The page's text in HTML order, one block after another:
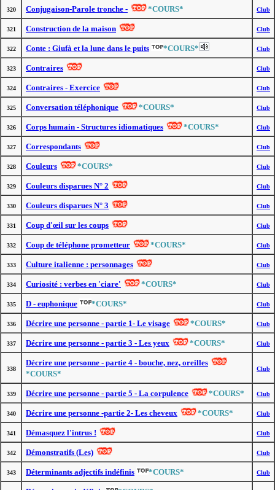
320 Conjugaison-Parole tronche - *COURS* Club
321 Construction de la maison Club
322 Conte : Giufà et la lune dans le puits *COURS* Club
323 Contraires Club
324 Contraires - Exercice Club
325 Conversation téléphonique *COURS* Club
326 Corps humain - Structures idiomatiques *COURS* Club
327 Correspondants Club
328 Couleurs *COURS* Club
329 Couleurs disparues N° 2 Club
330 Couleurs disparues N° 3 Club
331 Coup d'œil sur les coups Club
332 Coup de téléphone prometteur *COURS* Club
333 Culture italienne : personnages Club
334 Curiosité : verbes en 'ciare' *COURS* Club
335 D - euphonique *COURS* Club
336 Décrire une personne - partie 1- Le visage *COURS* Club
337 Décrire une personne - partie 3 - Les yeux *COURS* Club
338
Décrire une personne - partie 4 - bouche, nez, oreilles
*COURS*
Club
339 Décrire une personne - partie 5 - La corpulence *COURS* Club
340 Décrire une personne -partie 2- Les cheveux *COURS* Club
341 Démasquez l'intrus ! Club
342 Démonstratifs (Les) Club
343 Déterminants adjectifs indéfinis *COURS* Club